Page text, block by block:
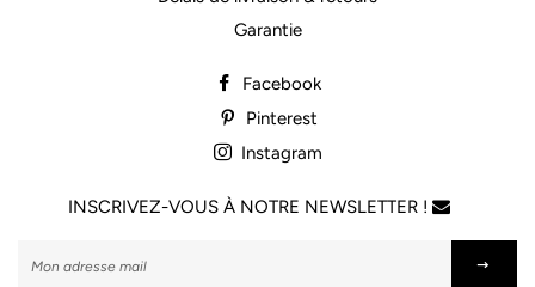
Garantie
Facebook
Pinterest
Instagram
INSCRIVEZ-VOUS À NOTRE NEWSLETTER !